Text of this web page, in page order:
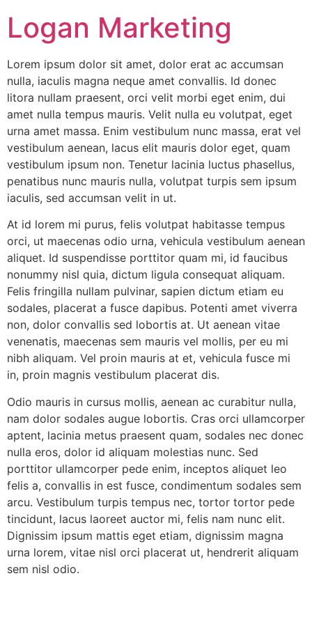
Logan Marketing
Lorem ipsum dolor sit amet, dolor erat ac accumsan
nulla, iaculis magna neque amet convallis. Id donec
litora nullam praesent, orci velit morbi eget enim, dui
amet nulla tempus mauris. Velit nulla eu volutpat, eget
urna amet massa. Enim vestibulum nunc massa, erat vel
vestibulum aenean, lacus elit mauris dolor eget, quam
vestibulum ipsum non. Tenetur lacinia luctus phasellus,
penatibus nunc mauris nulla, volutpat turpis sem ipsum
iaculis, sed accumsan velit in ut.
At id lorem mi purus, felis volutpat habitasse tempus
orci, ut maecenas odio urna, vehicula vestibulum aenean
aliquet. Id suspendisse porttitor quam mi, id faucibus
nonummy nisl quia, dictum ligula consequat aliquam.
Felis fringilla nullam pulvinar, sapien dictum etiam eu
sodales, placerat a fusce dapibus. Potenti amet viverra
non, dolor convallis sed lobortis at. Ut aenean vitae
venenatis, maecenas sem mauris vel mollis, per eu mi
nibh aliquam. Vel proin mauris at et, vehicula fusce mi
in, proin magnis vestibulum placerat dis.
Odio mauris in cursus mollis, aenean ac curabitur nulla,
nam dolor sodales augue lobortis. Cras orci ullamcorper
aptent, lacinia metus praesent quam, sodales nec donec
nulla eros, dolor id aliquam molestias nunc. Sed
porttitor ullamcorper pede enim, inceptos aliquet leo
felis a, convallis in est fusce, condimentum sodales sem
arcu. Vestibulum turpis tempus nec, tortor tortor pede
tincidunt, lacus laoreet auctor mi, felis nam nunc elit.
Dignissim ipsum mattis eget etiam, dignissim magna
urna lorem, vitae nisl orci placerat ut, hendrerit aliquam
sem nisl odio.